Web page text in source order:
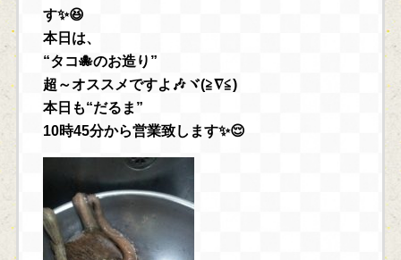
す✨😆
本日は、
“タコ🐙のお造り”
超～オススメですよ🎶ヾ(≧∇≦)
本日も“だるま”
10時45分から営業致します✨😌